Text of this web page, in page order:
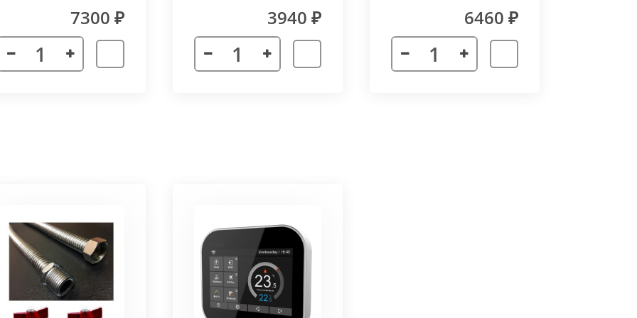
Придает прибору завершенности и помогает скрыть неточности в соединении
увеличивает жесткость короба.
мм поставляется отдельными частями. Соединение частей корпуса в единую
соединение.
прибор позволяет создать идеальный микроклимат в помещении.
влажных помещений. Корпус конвектора изготавливается с формованным дном,
7300 ₽ 3940 ₽ 6460 ₽